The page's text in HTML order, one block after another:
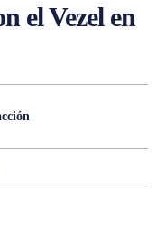
el Vezel en